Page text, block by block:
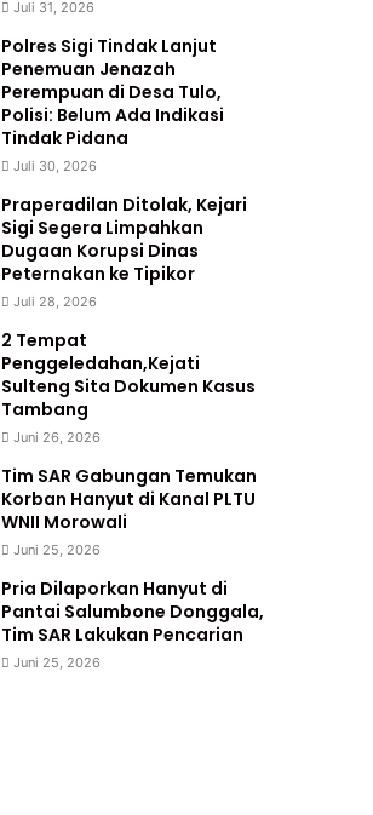
Juli 31, 2026
Polres Sigi Tindak Lanjut
Penemuan Jenazah
Perempuan di Desa Tulo,
Polisi: Belum Ada Indikasi
Tindak Pidana
Juli 30, 2026
Praperadilan Ditolak, Kejari
Sigi Segera Limpahkan
Dugaan Korupsi Dinas
Peternakan ke Tipikor
Juli 28, 2026
2 Tempat
Penggeledahan,Kejati
Sulteng Sita Dokumen Kasus
Tambang
Juni 26, 2026
Tim SAR Gabungan Temukan
Korban Hanyut di Kanal PLTU
WNII Morowali
Juni 25, 2026
Pria Dilaporkan Hanyut di
Pantai Salumbone Donggala,
Tim SAR Lakukan Pencarian
Juni 25, 2026